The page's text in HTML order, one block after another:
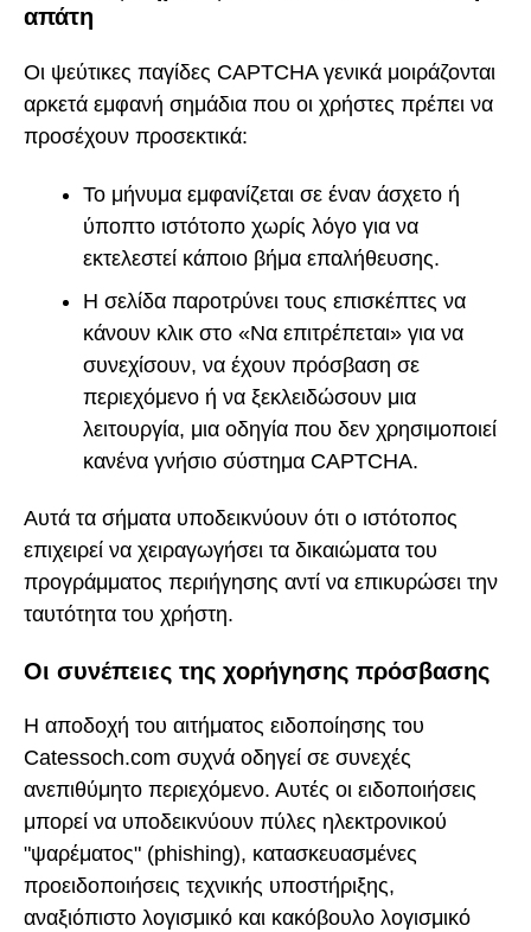
απάτη
Οι ψεύτικες παγίδες CAPTCHA γενικά μοιράζονται
αρκετά εμφανή σημάδια που οι χρήστες πρέπει να
προσέχουν προσεκτικά:
Το μήνυμα εμφανίζεται σε έναν άσχετο ή
ύποπτο ιστότοπο χωρίς λόγο για να
εκτελεστεί κάποιο βήμα επαλήθευσης.
Η σελίδα παροτρύνει τους επισκέπτες να
κάνουν κλικ στο «Να επιτρέπεται» για να
συνεχίσουν, να έχουν πρόσβαση σε
περιεχόμενο ή να ξεκλειδώσουν μια
λειτουργία, μια οδηγία που δεν χρησιμοποιεί
κανένα γνήσιο σύστημα CAPTCHA.
Αυτά τα σήματα υποδεικνύουν ότι ο ιστότοπος
επιχειρεί να χειραγωγήσει τα δικαιώματα του
προγράμματος περιήγησης αντί να επικυρώσει την
ταυτότητα του χρήστη.
Οι συνέπειες της χορήγησης πρόσβασης
Η αποδοχή του αιτήματος ειδοποίησης του
Catessoch.com συχνά οδηγεί σε συνεχές
ανεπιθύμητο περιεχόμενο. Αυτές οι ειδοποιήσεις
μπορεί να υποδεικνύουν πύλες ηλεκτρονικού
"ψαρέματος" (phishing), κατασκευασμένες
προειδοποιήσεις τεχνικής υποστήριξης,
αναξιόπιστο λογισμικό και κακόβουλο λογισμικό